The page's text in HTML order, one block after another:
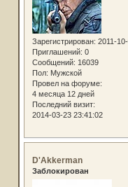
Зарегистрирован: 2011-
Приглашений: 0
Сообщений: 16039
Пол: Мужской
Провел на форуме:
4 месяца 12 дней
Последний визит:
2014-03-23 23:41:02
D'Akkerman
Заблокирован